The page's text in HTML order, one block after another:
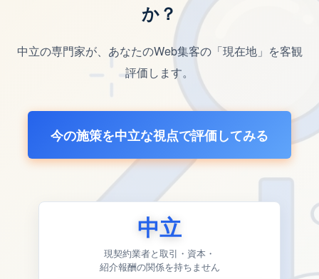
か？
中立の専門家が、あなたのWeb集客の「現在地」を客観
評価します。
今の施策を中立な視点で評価してみる
中立
現契約業者と取引・資本・
紹介報酬の関係を持ちません